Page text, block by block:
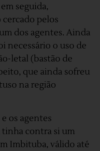
seguida,
pelos
dos agentes. Ainda
necessário o uso de
letal (bastão de
que ainda sofreu
na região
os agentes
contra si um
Imbituba, válido até